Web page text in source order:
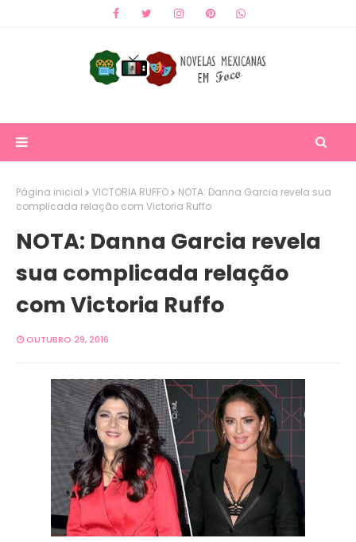
Página inicial VICTORIA RUFFO
NOTA: Danna Garcia revela sua
complicada relação com Victoria Ruffo
NOTA: Danna Garcia revela
sua complicada relação
com Victoria Ruffo
OUTUBRO 29, 2016